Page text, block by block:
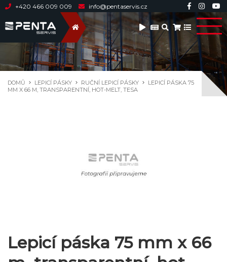
+420 466 009 009 info@pentaservis.cz
DOMŮ LEPICÍ PÁSKY RUČNÍ LEPICÍ PÁSKY
LEPICÍ PÁSKA 75
MM X 66 M, TRANSPARENTNÍ, HOT-MELT, TESA
Lepicí páska 75 mm x 66